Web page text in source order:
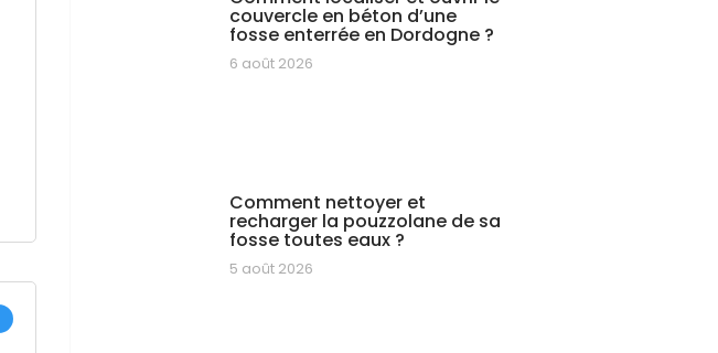
couvercle en béton d’une
fosse enterrée en Dordogne ?
6 août 2026
Comment nettoyer et
recharger la pouzzolane de sa
fosse toutes eaux ?
5 août 2026